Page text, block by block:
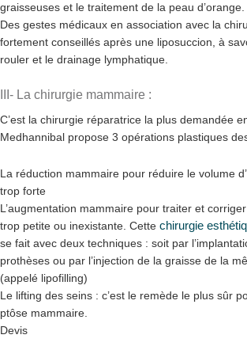
graisseuses et le traitement de la peau d’orange.
Des gestes médicaux en association avec la
fortement conseillés après une liposuccion, à
rouler et le drainage lymphatique.
III- La chirurgie mammaire :
C’est la chirurgie réparatrice la plus demandée
Medhannibal propose 3 opérations plastiques
La réduction mammaire pour réduire le volume
trop forte
L’augmentation mammaire pour traiter et
trop petite ou inexistante. Cette chirurgie
se fait avec deux techniques : soit par
prothèses ou par l’injection de la graisse de la
(appelé lipofilling)
Le lifting des seins : c’est le remède le plus sûr
ptôse mammaire.
Devis